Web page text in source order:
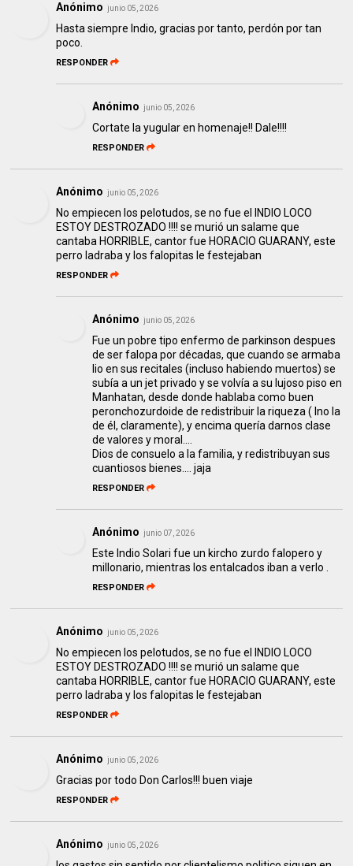
Anónimo junio 05, 2026
Hasta siempre Indio, gracias por tanto, perdón por tan
poco.
RESPONDER
Anónimo junio 05, 2026
Cortate la yugular en homenaje!! Dale!!!!
RESPONDER
Anónimo junio 05, 2026
No empiecen los pelotudos, se no fue el INDIO LOCO
ESTOY DESTROZADO !!!! se murió un salame que
cantaba HORRIBLE, cantor fue HORACIO GUARANY, este
perro ladraba y los falopitas le festejaban
RESPONDER
Anónimo junio 05, 2026
Fue un pobre tipo enfermo de parkinson despues
de ser falopa por décadas, que cuando se armaba
lio en sus recitales (incluso habiendo muertos) se
subía a un jet privado y se volvía a su lujoso piso en
Manhatan, desde donde hablaba como buen
peronchozurdoide de redistribuir la riqueza ( lno la
de él, claramente), y encima quería darnos clase
de valores y moral....
Dios de consuelo a la familia, y redistribuyan sus
cuantiosos bienes.... jaja
RESPONDER
Anónimo junio 07, 2026
Este Indio Solari fue un kircho zurdo falopero y
millonario, mientras los entalcados iban a verlo .
RESPONDER
Anónimo junio 05, 2026
No empiecen los pelotudos, se no fue el INDIO LOCO
ESTOY DESTROZADO !!!! se murió un salame que
cantaba HORRIBLE, cantor fue HORACIO GUARANY, este
perro ladraba y los falopitas le festejaban
RESPONDER
Anónimo junio 05, 2026
Gracias por todo Don Carlos!!! buen viaje
RESPONDER
Anónimo junio 05, 2026